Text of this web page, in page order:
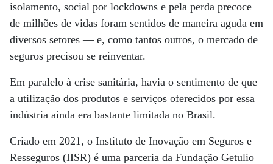
isolamento, social por lockdowns e pela perda precoce
de milhões de vidas foram sentidos de maneira aguda em
diversos setores — e, como tantos outros, o mercado de
seguros precisou se reinventar.
Em paralelo à crise sanitária, havia o sentimento de que
a utilização dos produtos e serviços oferecidos por essa
indústria ainda era bastante limitada no Brasil.
Criado em 2021, o Instituto de Inovação em Seguros e
Resseguros (IISR) é uma parceria da Fundação Getulio